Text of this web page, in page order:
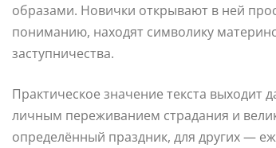
образами. Новички открывают в ней
пониманию, находят символику
заступничества.
Практическое значение текста выходит
личным переживанием страдания и
определённый праздник, для других —